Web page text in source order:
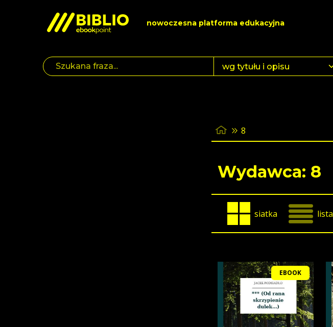
nowoczesna platforma edukacyjna
8
Wydawca: 8
siatka lista
EBOOK